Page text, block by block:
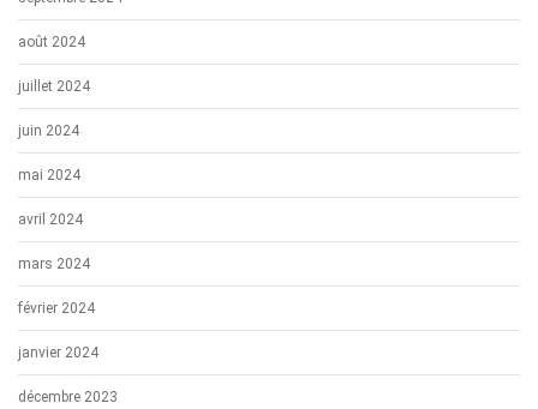
août 2024
juillet 2024
juin 2024
mai 2024
avril 2024
mars 2024
février 2024
janvier 2024
décembre 2023